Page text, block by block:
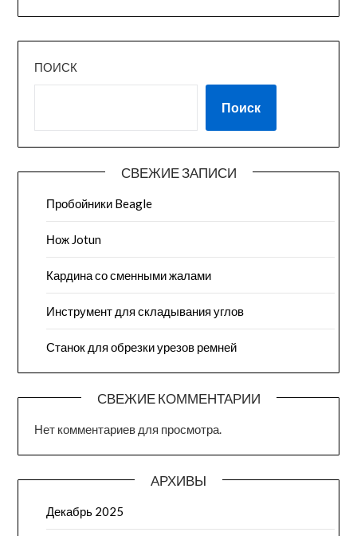
ПОИСК
Поиск
СВЕЖИЕ ЗАПИСИ
Пробойники Beagle
Нож Jotun
Кардина со сменными жалами
Инструмент для складывания углов
Станок для обрезки урезов ремней
СВЕЖИЕ КОММЕНТАРИИ
Нет комментариев для просмотра.
АРХИВЫ
Декабрь 2025